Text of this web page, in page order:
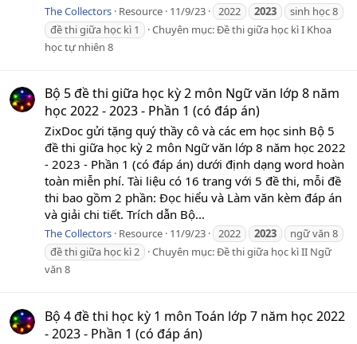
The Collectors Resource 11/9/23 2022 2023
sinh học 8
đề thi giữa học kì 1
Chuyên mục:Đề thi giữa học kì I Khoa
học tự nhiên 8
Bộ 5 đề thi giữa học kỳ 2 môn Ngữ văn lớp 8 năm
học 2022 - 2023 - Phần 1 (có đáp án)
ZixDoc gửi tặng quý thầy cô và các em học sinh Bộ 5
đề thi giữa học kỳ 2 môn Ngữ văn lớp 8 năm học 2022
- 2023 - Phần 1 (có đáp án) dưới định dạng word hoàn
toàn miễn phí. Tài liệu có 16 trang với 5 đề thi, mỗi đề
thi bao gồm 2 phần: Đọc hiểu và Làm văn kèm đáp án
và giải chi tiết. Trích dẫn Bộ...
The Collectors Resource 11/9/23 2022 2023
ngữ văn 8
đề thi giữa học kì 2
Chuyên mục:Đề thi giữa học kì II Ngữ
văn 8
Bộ 4 đề thi học kỳ 1 môn Toán lớp 7 năm học 2022
- 2023 - Phần 1 (có đáp án)